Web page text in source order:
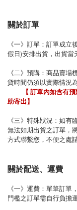
關於訂單
《一》訂單：訂單成立
假日)安排出貨，出貨當
《二》預購：商品賣場
貨時間仍須以實際情況為
【 訂單內如含有
助寄出】
《三》特殊狀況：如
無法如期出貨之訂單，
方式聯繫您，不便之處請
關於配送、運費
《一》運費：單筆訂
門檻之訂單需自行負擔